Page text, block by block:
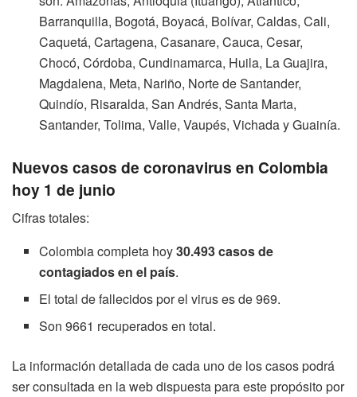
Barranquilla, Bogotá, Boyacá, Bolívar, Caldas, Cali,
Caquetá, Cartagena, Casanare, Cauca, Cesar,
Chocó, Córdoba, Cundinamarca, Huila, La Guajira,
Magdalena, Meta, Nariño, Norte de Santander,
Quindío, Risaralda, San Andrés, Santa Marta,
Santander, Tolima, Valle, Vaupés, Vichada y Guainía.
Nuevos casos de coronavirus en Colombia
hoy 1 de junio
Cifras totales:
Colombia completa hoy30.493 casos de
contagiados en el país.
El total de fallecidos por el virus es de 969.
Son 9661 recuperados en total.
La información detallada de cada uno de los casos podrá
ser consultada en la web dispuesta para este propósito por